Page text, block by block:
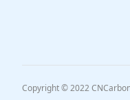
Copyright © 2022